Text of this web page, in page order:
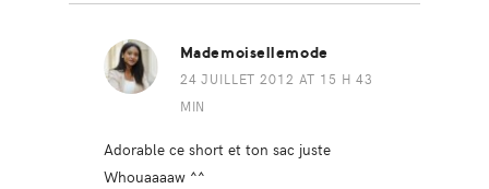
Mademoisellemode
24 JUILLET 2012 AT 15 H 43
MIN
Adorable ce short et ton sac juste
Whouaaaaw ^^